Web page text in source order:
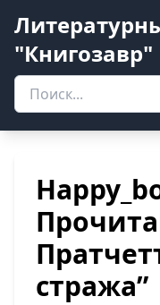
"Книгозавр"
стража”